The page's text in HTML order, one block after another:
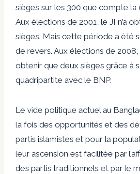
sièges sur les 300 que compte la
Aux élections de 2001, le JI n’a
sièges. Mais cette période a été
de revers. Aux élections de 2008,
obtenir que deux sièges grâce à
quadripartite avec le BNP.
Le vide politique actuel au
la fois des opportunités et des
partis islamistes et pour la
leur ascension est facilitée par
des partis traditionnels et par le